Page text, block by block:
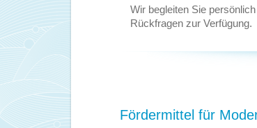
Wir begleiten Sie
Rückfragen zur Verfügung.
Fördermittel für